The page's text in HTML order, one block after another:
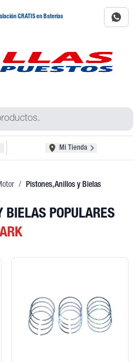
GRATIS en Baterías
Mi Tienda
/ Pistones, Anillos y Bielas
BIELAS POPULARES